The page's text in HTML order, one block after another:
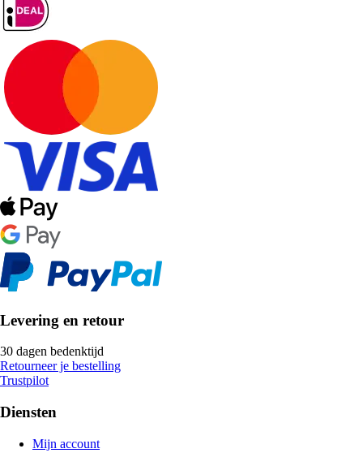
Levering en retour
30 dagen bedenktijd
Retourneer je bestelling
Trustpilot
Diensten
Mijn account